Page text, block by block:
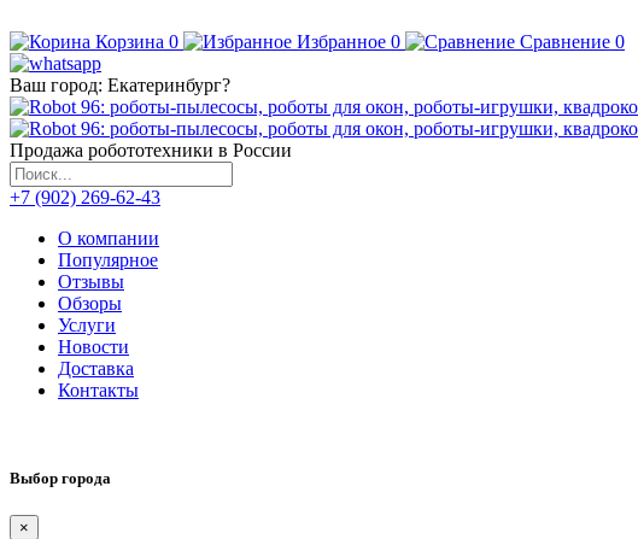
Корзина 0 Избранное 0 Сравнение 0
Ваш город: Екатеринбург?
Продажа робототехники в России
+7 (902) 269-62-43
О компании
Популярное
Отзывы
Обзоры
Услуги
Новости
Доставка
Контакты
Выбор города
×